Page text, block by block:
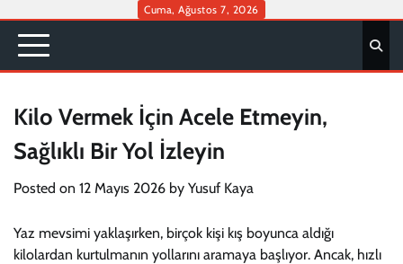
content
Cuma, Ağustos 7, 2026
Kilo Vermek İçin Acele Etmeyin,
Sağlıklı Bir Yol İzleyin
Posted on 12 Mayıs 2026 by Yusuf Kaya
Yaz mevsimi yaklaşırken, birçok kişi kış boyunca aldığı
kilolardan kurtulmanın yollarını aramaya başlıyor. Ancak, hızlı